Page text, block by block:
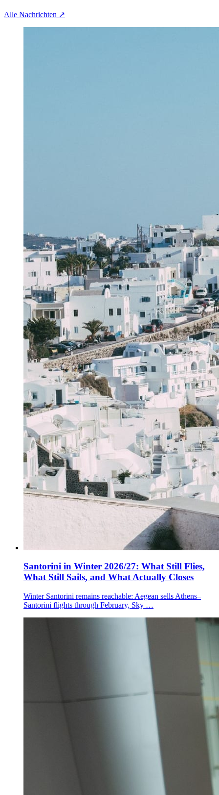
Alle Nachrichten ↗
Santorini in Winter 2026/27: What Still Flies,
What Still Sails, and What Actually Closes
Winter Santorini remains reachable: Aegean sells Athens–
Santorini flights through February, Sky …